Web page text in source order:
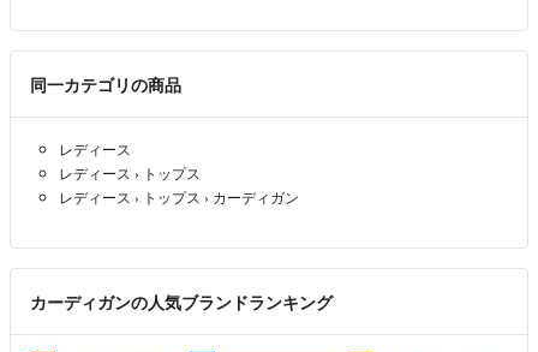
同一カテゴリの商品
レディース
レディース › トップス
レディース › トップス › カーディガン
カーディガンの人気ブランドランキング